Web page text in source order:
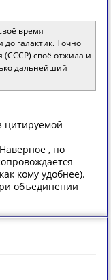
время
галактик. Точно
(СССР) своё отжила и
дальнейший
цитируемой
, по
кому удобнее).
объединении